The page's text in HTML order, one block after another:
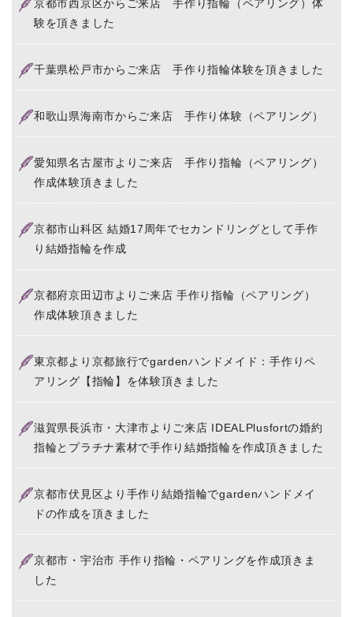
京都市西京区からご来店 手作り指輪（ペアリング）体
験を頂きました
千葉県松戸市からご来店 手作り指輪体験を頂きました
和歌山県海南市からご来店 手作り体験（ペアリング）
愛知県名古屋市よりご来店 手作り指輪（ペアリング）
作成体験頂きました
京都市山科区 結婚17周年でセカンドリングとして手作
り結婚指輪を作成
京都府京田辺市よりご来店 手作り指輪（ペアリング）
作成体験頂きました
東京都より京都旅行でgardenハンドメイド：手作りペ
アリング【指輪】を体験頂きました
滋賀県長浜市・大津市よりご来店 IDEALPlusfortの婚約
指輪とプラチナ素材で手作り結婚指輪を作成頂きました
京都市伏見区より手作り結婚指輪でgardenハンドメイ
ドの作成を頂きました
京都市・宇治市 手作り指輪・ペアリングを作成頂きま
した